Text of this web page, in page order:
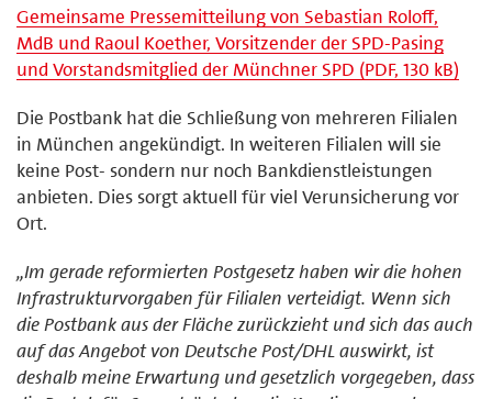
Gemeinsame Pressemitteilung von Sebastian Roloff,
MdB und Raoul Koether, Vorsitzender der SPD-Pasing
und Vorstandsmitglied der Münchner SPD (PDF, 130 kB)
Die Postbank hat die Schließung von mehreren Filialen
in München angekündigt. In weiteren Filialen will sie
keine Post- sondern nur noch Bankdienstleistungen
anbieten. Dies sorgt aktuell für viel Verunsicherung vor
Ort.
„Im gerade reformierten Postgesetz haben wir die hohen
Infrastrukturvorgaben für Filialen verteidigt. Wenn sich
die Postbank aus der Fläche zurückzieht und sich das auch
auf das Angebot von Deutsche Post/DHL auswirkt, ist
deshalb meine Erwartung und gesetzlich vorgegeben, dass